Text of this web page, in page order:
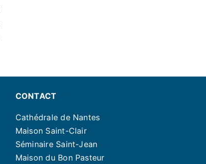
CONTACT
Cathédrale de Nantes
Maison Saint-Clair
Séminaire Saint-Jean
Maison du Bon Pasteur